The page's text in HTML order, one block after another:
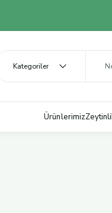
Ürünlerimiz